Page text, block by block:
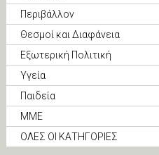
Περιβάλλον
Θεσμοί και Διαφάνεια
Εξωτερική Πολιτική
Υγεία
Παιδεία
ΜΜΕ
ΟΛΕΣ ΟΙ ΚΑΤΗΓΟΡΙΕΣ